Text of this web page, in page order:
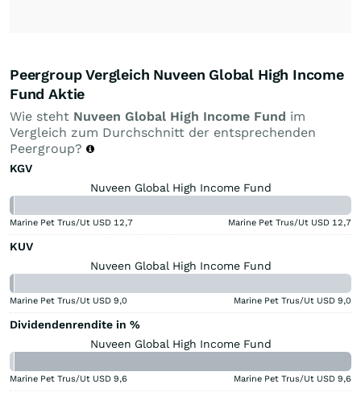
Peergroup Vergleich Nuveen Global High Income
Fund Aktie
Wie steht Nuveen Global High Income Fund im
Vergleich zum Durchschnitt der entsprechenden
Peergroup?
KGV
Nuveen Global High Income Fund
Marine Pet Trus/Ut USD 12,7 Marine Pet Trus/Ut USD 12,7
KUV
Nuveen Global High Income Fund
Marine Pet Trus/Ut USD 9,0 Marine Pet Trus/Ut USD 9,0
Dividendenrendite in %
Nuveen Global High Income Fund
Marine Pet Trus/Ut USD 9,6 Marine Pet Trus/Ut USD 9,6